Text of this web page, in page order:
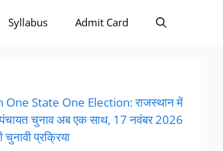
Syllabus Admit Card
One State One Election: राजस्थान में
चुनाव अब एक साथ, 17 नवंबर 2026
चुनावी प्रक्रिया